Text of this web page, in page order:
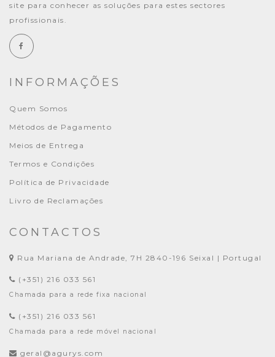
site para conhecer as soluções para estes sectores
profissionais.
INFORMAÇÕES
Quem Somos
Métodos de Pagamento
Meios de Entrega
Termos e Condições
Política de Privacidade
Livro de Reclamações
CONTACTOS
Rua Mariana de Andrade, 7H 2840-196 Seixal | Portugal
(+351) 216 033 561
Chamada para a rede fixa nacional
(+351) 216 033 561
Chamada para a rede móvel nacional
geral@agurys.com